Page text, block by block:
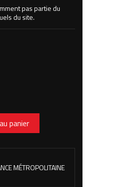
pas partie du
du site.
panier
MÉTROPOLITAINE